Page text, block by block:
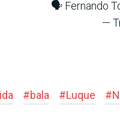
🗣️ Fernando
—
#bala #Luque #